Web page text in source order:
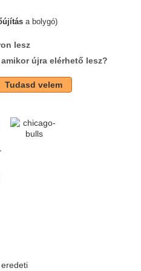
a bolygó)
lesz
újra elérhető lesz?
Tudasd velem